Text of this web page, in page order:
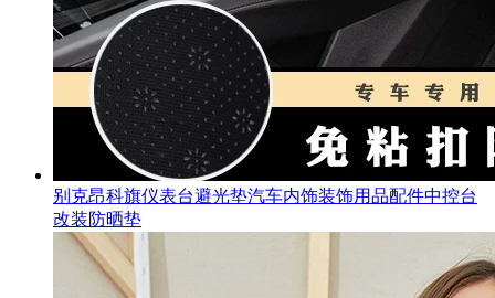
别克昂科旗仪表台避光垫汽车内饰装饰用品配件中控台
改装防晒垫